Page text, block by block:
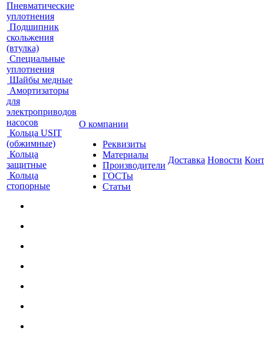
Пневматические
уплотнения
Подшипник
скольжения
(втулка)
Специальные
уплотнения
Шайбы медные
Амортизаторы
для
электроприводов
насосов
Кольца USIT
(обжимные)
Кольца
защитные
Кольца
стопорные
О компании
Реквизиты
Материалы
Производители
ГОСТы
Статьи
Доставка Новости